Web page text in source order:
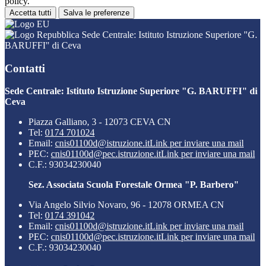
Accetta tutti Salva le preferenze
Sede Centrale: Istituto Istruzione Superiore "G.
BARUFFI" di Ceva
Contatti
Sede Centrale: Istituto Istruzione Superiore "G. BARUFFI" di
Ceva
Piazza Galliano, 3 - 12073 CEVA CN
Tel: 0174 701024
Email: cnis01100d@istruzione.itLink per inviare una mail
PEC: cnis01100d@pec.istruzione.itLink per inviare una mail
C.F.: 93034230040
Sez. Associata Scuola Forestale Ormea "P. Barbero"
Via Angelo Silvio Novaro, 96 - 12078 ORMEA CN
Tel: 0174 391042
Email: cnis01100d@istruzione.itLink per inviare una mail
PEC: cnis01100d@pec.istruzione.itLink per inviare una mail
C.F.: 93034230040